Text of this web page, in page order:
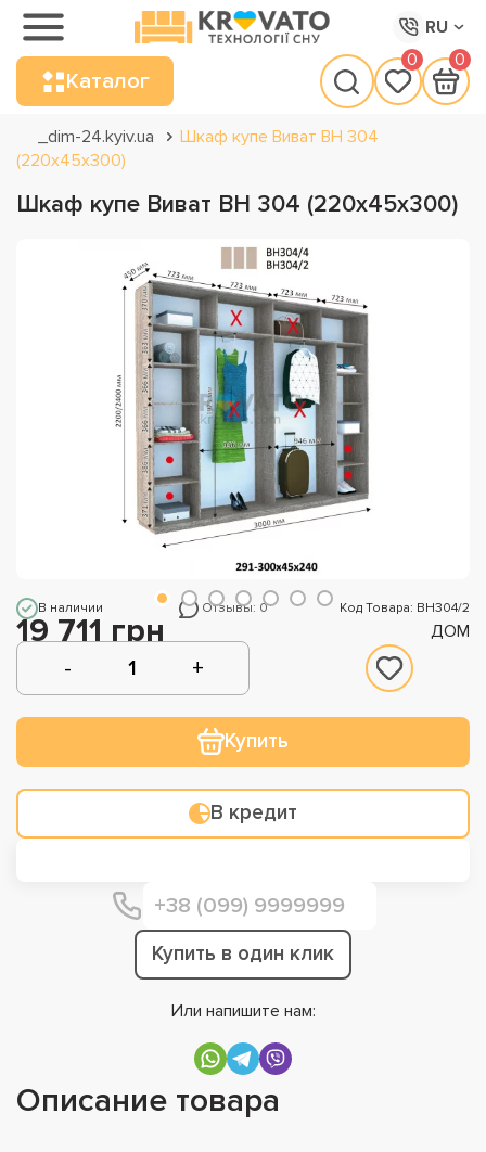
RU
Каталог
0 0
_dim-24.kyiv.ua
Шкаф купе Виват ВН 304
(220х45х300)
Шкаф купе Виват ВН 304 (220х45х300)
В наличии Отзывы: 0 Код Товара: ВН304/2
19 711 грн ДОМ
Купить
В кредит
Купить в один клик
Или напишите нам:
Описание товара